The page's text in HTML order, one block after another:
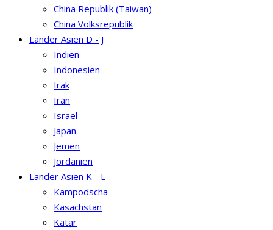
China Republik (Taiwan)
China Volksrepublik
Länder Asien D - J
Indien
Indonesien
Irak
Iran
Israel
Japan
Jemen
Jordanien
Länder Asien K - L
Kampodscha
Kasachstan
Katar